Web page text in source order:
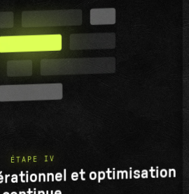
ÉTAPE IV
et optimisation